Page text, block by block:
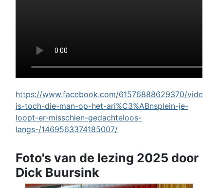
https://www.facebook.com/61576888629370/videos/
is-toch-die-man-op-het-ari%C3%ABnsplein-je-
loopt-er-misschien-gedachteloos-
langs-/1469563374185007/
Foto's van de lezing 2025 door
Dick Buursink